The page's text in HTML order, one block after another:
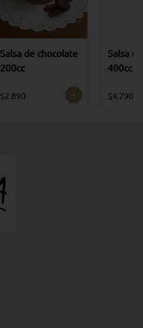
Salsa de chocolate
200cc
$2.890
Salsa
400cc
$4.790